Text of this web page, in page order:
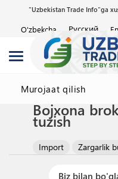
"Uzbekistan Trade Info"ga
O'zbekcha Русский
Murojaat qilish
Bojxona
tuzish
Import Zargarlik
Biz bilan